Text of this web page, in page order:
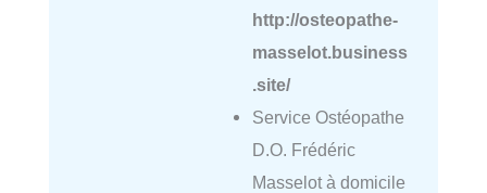
http://osteopathe-
masselot.business
.site/
Service Ostéopathe
D.O. Frédéric
Masselot à domicile